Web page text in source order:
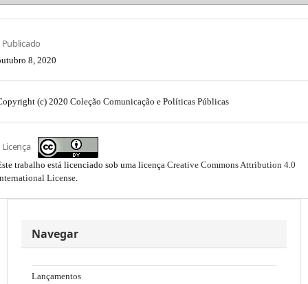
Publicado
8, 2020
(c) 2020 Coleção Comunicação e Políticas Públicas
Licença
trabalho está licenciado sob uma licença Creative Commons Attribution 4.0
License.
Navegar
Lançamentos